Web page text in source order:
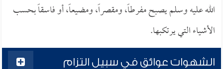
الله عليه وسلم يصبح مفرطاً، ومقصراً، ومضيعاً، أو فاسقاً بحسب
الأشياء التي يرتكبها.
الشهوات عوائق في سبيل التزام